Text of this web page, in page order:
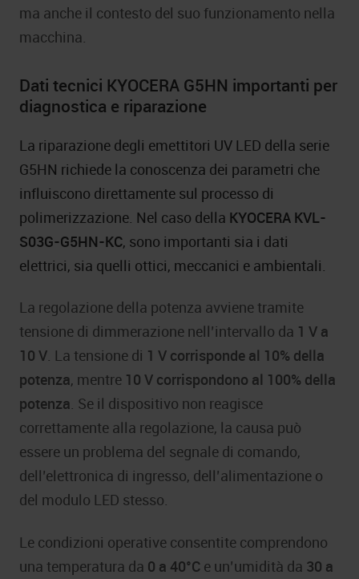
ma anche il contesto del suo funzionamento nella
macchina.
Dati tecnici KYOCERA G5HN importanti per
diagnostica e riparazione
La riparazione degli emettitori UV LED della serie
G5HN richiede la conoscenza dei parametri che
influiscono direttamente sul processo di
polimerizzazione. Nel caso della KYOCERA KVL-
S03G-G5HN-KC, sono importanti sia i dati
elettrici, sia quelli ottici, meccanici e ambientali.
La regolazione della potenza avviene tramite
tensione di dimmerazione nell’intervallo da 1 V a
10 V. La tensione di 1 V corrisponde al 10% della
potenza, mentre 10 V corrispondono al 100% della
potenza. Se il dispositivo non reagisce
correttamente alla regolazione, la causa può
essere un problema del segnale di comando,
dell’elettronica di ingresso, dell’alimentazione o
del modulo LED stesso.
Le condizioni operative consentite comprendono
una temperatura da 0 a 40°C e un’umidità da 30 a